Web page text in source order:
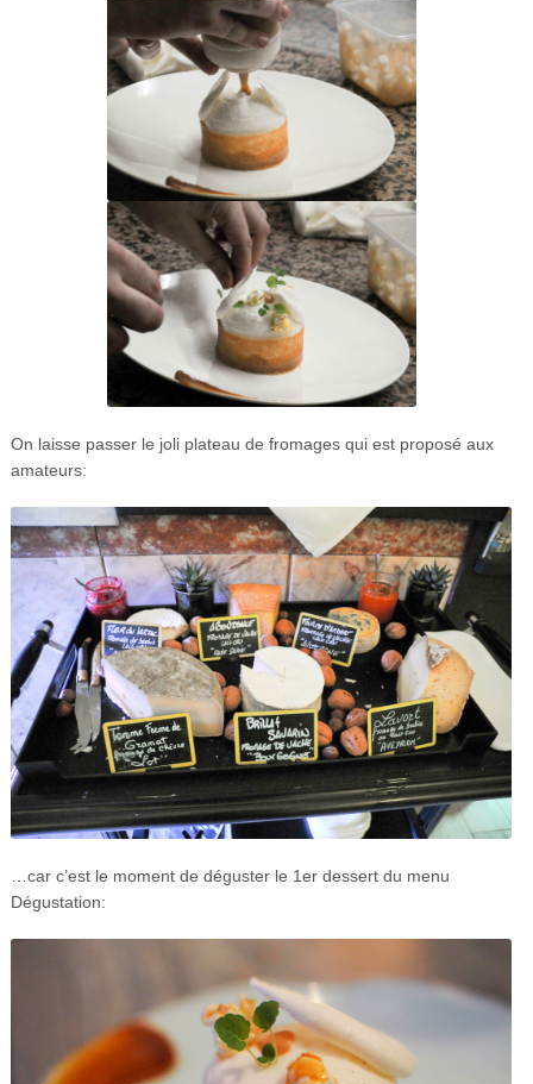
On laisse passer le joli plateau de fromages qui est proposé aux
amateurs:
…car c’est le moment de déguster le 1er dessert du menu
Dégustation: